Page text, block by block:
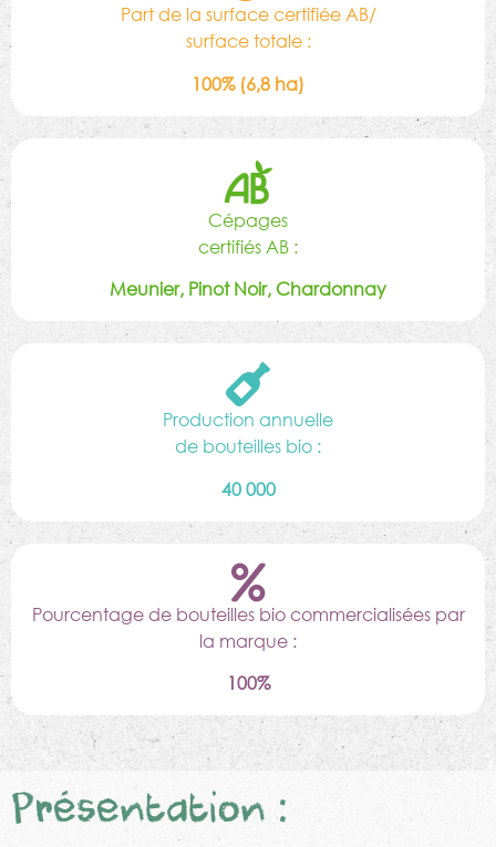
Part de la surface certifiée AB/
surface totale :
100% (6,8 ha)
Cépages
certifiés AB :
Meunier, Pinot Noir, Chardonnay
Production annuelle
de bouteilles bio :
40 000
Pourcentage de bouteilles bio commercialisées par
la marque :
100%
Présentation :